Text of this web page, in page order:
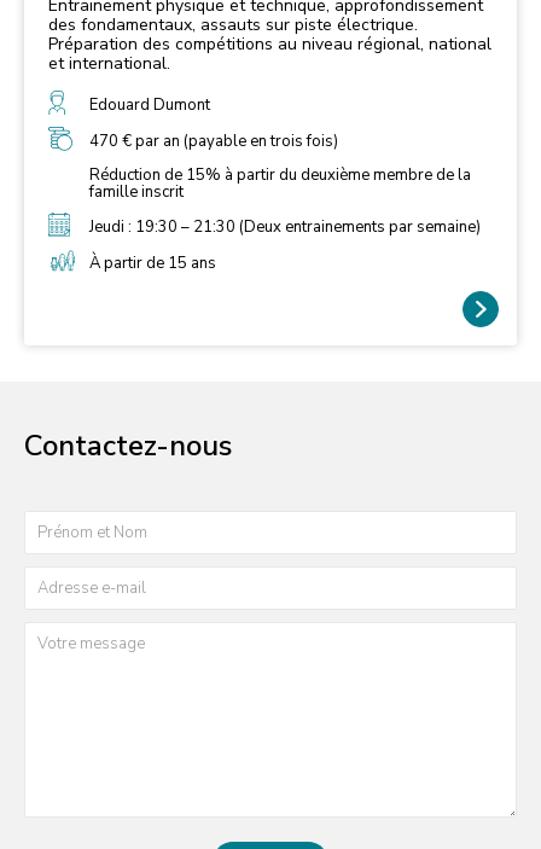
Entrainement physique et technique, approfondissement
des fondamentaux, assauts sur piste électrique.
Préparation des compétitions au niveau régional, national
et international.
Edouard Dumont
470 € par an (payable en trois fois)
Réduction de 15% à partir du deuxième membre de la
famille inscrit
Jeudi : 19:30 – 21:30 (Deux entrainements par semaine)
À partir de 15 ans
Contactez-nous